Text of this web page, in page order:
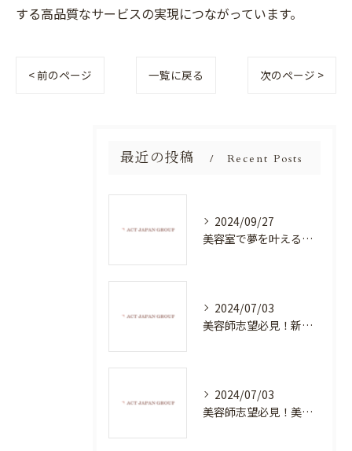
する高品質なサービスの実現につながっています。
< 前のページ 一覧に戻る 次のページ >
最近の投稿 Recent Posts
2024/09/27
美容室で夢を叶える！自分を磨く新たなチャンス
2024/07/03
美容師志望必見！新たな価値を創造する美容室でハイレベルな技術を学べる環境
2024/07/03
美容師志望必見！美容室NEWSTANDARDで最高のスキルアップを目指そう！